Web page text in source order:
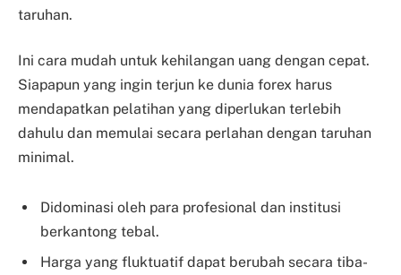
taruhan.
Ini cara mudah untuk kehilangan uang dengan cepat.
Siapapun yang ingin terjun ke dunia forex harus
mendapatkan pelatihan yang diperlukan terlebih
dahulu dan memulai secara perlahan dengan taruhan
minimal.
Didominasi oleh para profesional dan institusi
berkantong tebal.
Harga yang fluktuatif dapat berubah secara tiba-